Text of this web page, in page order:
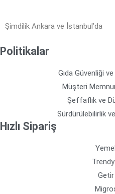
Şimdilik Ankara ve İstanbul’da
Politikalar
Gıda Güvenliği
Müşteri
Şeffaflık ve
Sürdürülebilirlik
Hızlı Sipariş